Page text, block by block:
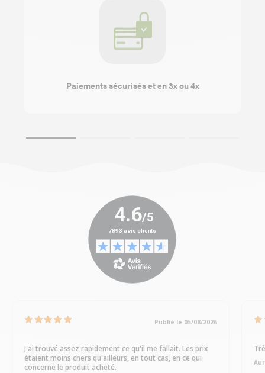
Paiements sécurisés et en 3x ou 4x
Publié le 05/08/2026
J'ai trouvé assez rapidement ce qu'il me fallait. Les prix
étaient moins chers qu'ailleurs, en tout cas, en ce qui
concerne le produit acheté.